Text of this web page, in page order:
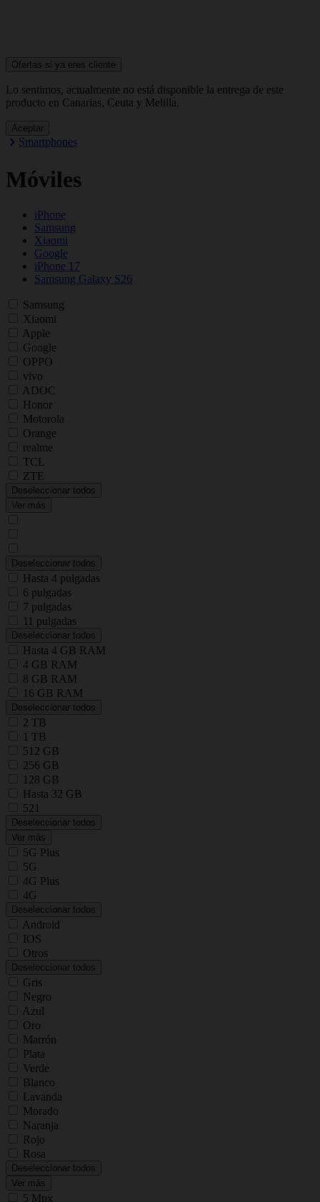
Ofertas si ya eres cliente
Lo sentimos, actualmente no está disponible la entrega de este
producto en Canarias, Ceuta y Melilla.
Aceptar
Smartphones
Móviles
iPhone
Samsung
Xiaomi
Google
iPhone 17
Samsung Galaxy S26
Samsung
Xiaomi
Apple
Google
OPPO
vivo
ADOC
Honor
Motorola
Orange
realme
TCL
ZTE
Deseleccionar todos
Ver más
Deseleccionar todos
Hasta 4 pulgadas
6 pulgadas
7 pulgadas
11 pulgadas
Deseleccionar todos
Hasta 4 GB RAM
4 GB RAM
8 GB RAM
16 GB RAM
Deseleccionar todos
2 TB
1 TB
512 GB
256 GB
128 GB
Hasta 32 GB
521
Deseleccionar todos
Ver más
5G Plus
5G
4G Plus
4G
Deseleccionar todos
Android
IOS
Otros
Deseleccionar todos
Gris
Negro
Azul
Oro
Marrón
Plata
Verde
Blanco
Lavanda
Morado
Naranja
Rojo
Rosa
Deseleccionar todos
Ver más
5 Mpx